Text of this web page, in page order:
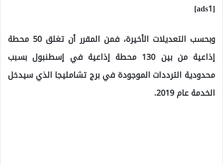
[ads1]
وبحسب التعديلات الأخيرة، فمن المقرر أن تغلق 50 محطة
إذاعية من بين 130 محطة إذاعية في إسطنبول بسبب
محدودية الترددات الموجودة في برج تشامليجا الذي سيدخل
الخدمة عام 2019.